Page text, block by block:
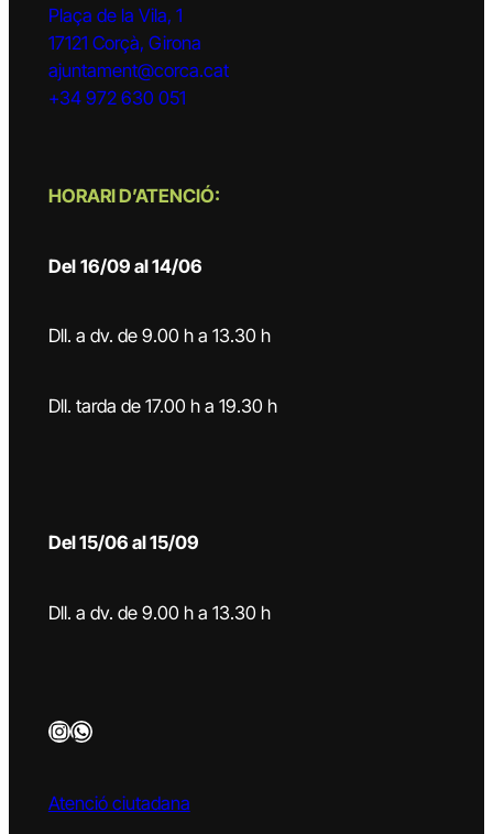
Plaça de la Vila, 1
17121 Corçà, Girona
ajuntament@corca.cat
+34 972 630 051
HORARI D’ATENCIÓ:
Del 16/09 al 14/06
Dll. a dv. de 9.00 h a 13.30 h
Dll. tarda de 17.00 h a 19.30 h
Del 15/06 al 15/09
Dll. a dv. de 9.00 h a 13.30 h
InstagramWhatsApp
Atenció ciutadana